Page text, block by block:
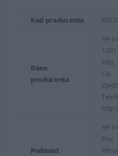
Kod producenta
Dane
producenta
HP
Alto,
Podmiot
HP